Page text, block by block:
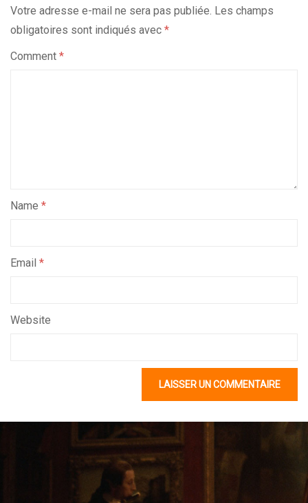
Votre adresse e-mail ne sera pas publiée. Les champs
obligatoires sont indiqués avec *
Comment *
Name *
Email *
Website